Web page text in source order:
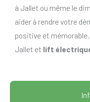
à Jallet ou même le
aider à rendre votre
positive et
Jallet et lift